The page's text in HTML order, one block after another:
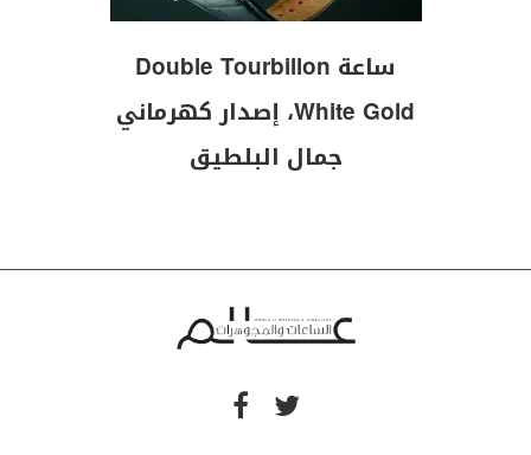
ساعة Double Tourbillon
White Gold، إصدار كهرماني
جمال البلطيق